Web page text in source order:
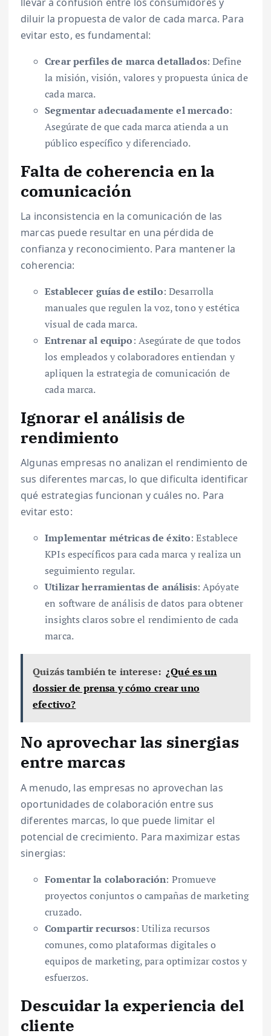
diluir la propuesta de valor de cada marca. Para
evitar esto, es fundamental:
Crear perfiles de marca detallados: Define
la misión, visión, valores y propuesta única de
cada marca.
Segmentar adecuadamente el mercado:
Asegúrate de que cada marca atienda a un
público específico y diferenciado.
Falta de coherencia en la
comunicación
La inconsistencia en la comunicación de las
marcas puede resultar en una pérdida de
confianza y reconocimiento. Para mantener la
coherencia:
Establecer guías de estilo: Desarrolla
manuales que regulen la voz, tono y estética
visual de cada marca.
Entrenar al equipo: Asegúrate de que todos
los empleados y colaboradores entiendan y
apliquen la estrategia de comunicación de
cada marca.
Ignorar el análisis de
rendimiento
Algunas empresas no analizan el rendimiento de
sus diferentes marcas, lo que dificulta identificar
qué estrategias funcionan y cuáles no. Para
evitar esto:
Implementar métricas de éxito: Establece
KPIs específicos para cada marca y realiza un
seguimiento regular.
Utilizar herramientas de análisis: Apóyate
en software de análisis de datos para obtener
insights claros sobre el rendimiento de cada
marca.
Quizás también te interese: ¿Qué es un
dossier de prensa y cómo crear uno
efectivo?
No aprovechar las sinergias
entre marcas
A menudo, las empresas no aprovechan las
oportunidades de colaboración entre sus
diferentes marcas, lo que puede limitar el
potencial de crecimiento. Para maximizar estas
sinergias:
Fomentar la colaboración: Promueve
proyectos conjuntos o campañas de marketing
cruzado.
Compartir recursos: Utiliza recursos
comunes, como plataformas digitales o
equipos de marketing, para optimizar costos y
esfuerzos.
Descuidar la experiencia del
cliente